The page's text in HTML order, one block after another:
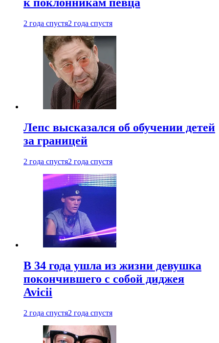
2 года спустя2 года спустя
Лепс высказался об обучении детей
за границей
2 года спустя2 года спустя
В 34 года ушла из жизни девушка
покончившего с собой диджея
Avicii
2 года спустя2 года спустя